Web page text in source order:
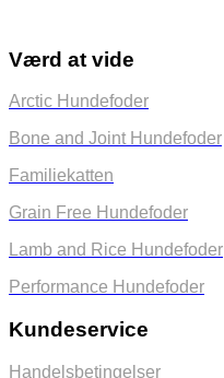
Værd at vide
Arctic Hundefoder
Bone and Joint Hundefoder
Familiekatten
Grain Free Hundefoder
Lamb and Rice Hundefoder
Performance Hundefoder
Kundeservice
Handelsbetingelser